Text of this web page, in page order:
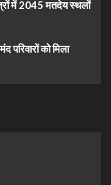
में 2045 मतदेय स्थलों
को मिला